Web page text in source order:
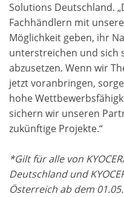
Solutions Deutschland.
Fachhändlern mit
Möglichkeit geben, ihr
unterstreichen und sich
abzusetzen. Wenn wir
jetzt voranbringen,
hohe
sichern wir unseren
zukünftige Projekte.“
*Gilt für alle von
Deutschland und
Österreich ab dem